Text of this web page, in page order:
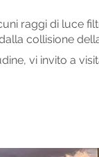
raggi di luce
collisione
vi invito a